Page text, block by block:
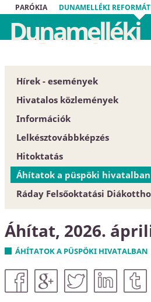
PARÓKIA DUNAMELLÉKI
Dunamelléki
Református
Hírek - események
Hivatalos közlemények
Püspöki Hivatal
Közgyűlés
Zárt tartalom
Szabályrendeletek
Űrlapok
Dunamellék története
Közlöny
EGYH-KCP projektbeszámoló
Közbeszerzés
KEHOP
Információk
Egyházközségek
Esperesi Hivatalok
Püspöki Hivatal
Elnökség és szervezet
Konferencia-központ
Címtár
Lelkésztovábbképzés
Hitoktatás
Hitoktatót keresünk
Hitoktató állást keres
Áhítatok a püspöki hivatalban
Ráday Felsőoktatási
Áhítat, 2026.
ÁHÍTATOK A PÜSPÖKI HIVATALBAN